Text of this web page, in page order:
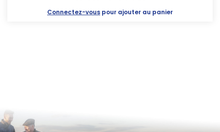
Connectez-vous pour ajouter au panier